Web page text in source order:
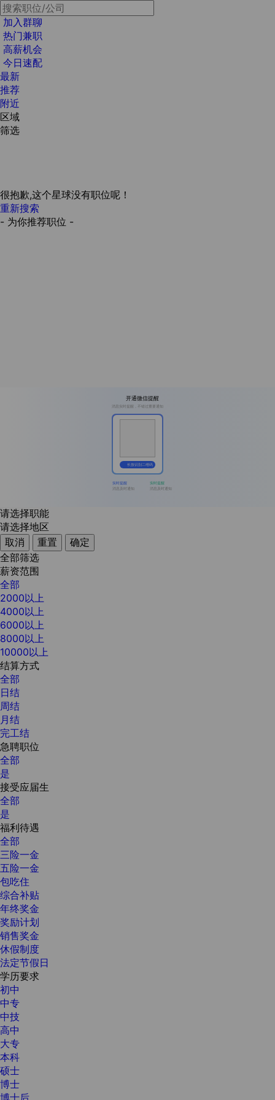
加入群聊
热门兼职
高薪机会
今日速配
最新
推荐
附近
区域
筛选
很抱歉,这个星球没有职位呢！
重新搜索
- 为你推荐职位 -
开通微信提醒
消息实时提醒，不错过重要通知
长按识别二维码
实时提醒
消息及时通知
实时提醒
消息及时通知
请选择职能
请选择地区
取消
重置
确定
全部筛选
薪资范围
全部
2000以上
4000以上
6000以上
8000以上
10000以上
结算方式
全部
日结
周结
月结
完工结
急聘职位
全部
是
接受应届生
全部
是
福利待遇
全部
三险一金
五险一金
包吃住
综合补贴
年终奖金
奖励计划
销售奖金
休假制度
法定节假日
学历要求
初中
中专
中技
高中
大专
本科
硕士
博士
博士后